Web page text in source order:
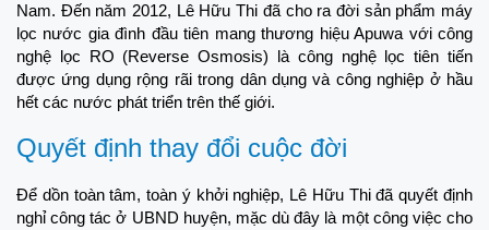
Nam. Đến năm 2012, Lê Hữu Thi đã cho ra đời sản phẩm máy
lọc nước gia đình đầu tiên mang thương hiệu Apuwa với công
nghệ lọc RO (Reverse Osmosis) là công nghệ lọc tiên tiến
được ứng dụng rộng rãi trong dân dụng và công nghiệp ở hầu
hết các nước phát triển trên thế giới.
Quyết định thay đổi cuộc đời
Để dồn toàn tâm, toàn ý khởi nghiệp, Lê Hữu Thi đã quyết định
nghỉ công tác ở UBND huyện, mặc dù đây là một công việc cho